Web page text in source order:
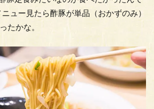
ュー見たら酢豚が単品（おかずのみ）
たかな。